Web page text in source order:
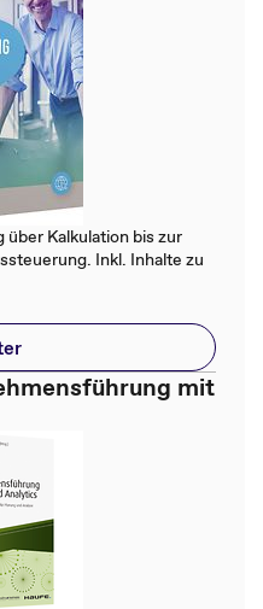
Kalkulation bis zur
Inkl. Inhalte zu
mit